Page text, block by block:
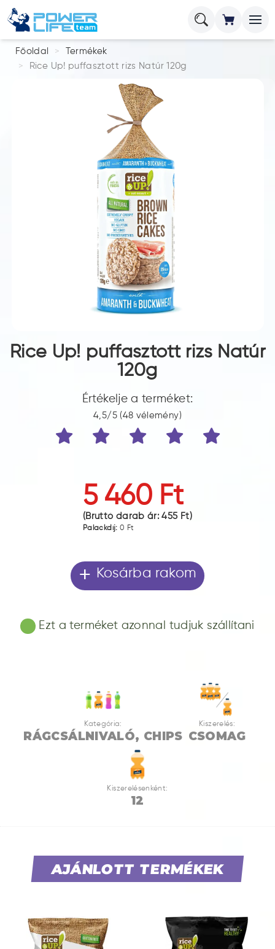
Főoldal
Termékek
Rice Up! puffasztott rizs Natúr 120g
Rice Up! puffasztott rizs Natúr
120g
Értékelje a terméket:
4,5/5 (48 vélemény)
5 460 Ft
(Bruttó darab ár:455 Ft)
Palackdíj: 0 Ft
+ Kosárba rakom
Ezt a terméket azonnal tudjuk szállítani
Kategória:
RÁGCSÁLNIVALÓ, CHIPS
Kiszerelés:
CSOMAG
Kiszerelésenként:
12
AJÁNLOTT TERMÉKEK